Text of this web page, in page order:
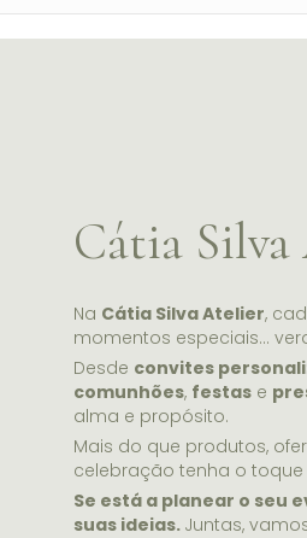
Cátia
Na Cátia Silva Atelier,
momentos especiais…
Desde convites
comunhões, festase
alma e propósito.
Mais do que produtos,
celebração tenha o
Se está a planear o seu
suas ideias. Juntas,